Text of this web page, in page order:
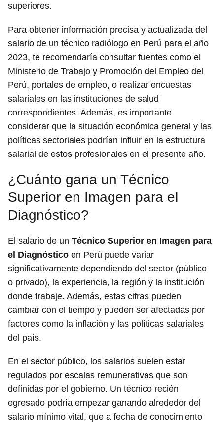
superiores.
Para obtener información precisa y actualizada del
salario de un técnico radiólogo en Perú para el año
2023, te recomendaría consultar fuentes como el
Ministerio de Trabajo y Promoción del Empleo del
Perú, portales de empleo, o realizar encuestas
salariales en las instituciones de salud
correspondientes. Además, es importante
considerar que la situación económica general y las
políticas sectoriales podrían influir en la estructura
salarial de estos profesionales en el presente año.
¿Cuánto gana un Técnico
Superior en Imagen para el
Diagnóstico?
El salario de un Técnico Superior en Imagen para
el Diagnóstico en Perú puede variar
significativamente dependiendo del sector (público
o privado), la experiencia, la región y la institución
donde trabaje. Además, estas cifras pueden
cambiar con el tiempo y pueden ser afectadas por
factores como la inflación y las políticas salariales
del país.
En el sector público, los salarios suelen estar
regulados por escalas remunerativas que son
definidas por el gobierno. Un técnico recién
egresado podría empezar ganando alrededor del
salario mínimo vital, que a fecha de conocimiento